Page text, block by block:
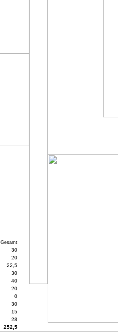
Gesamt
30
20
22,5
30
40
20
0
30
15
28
252,5